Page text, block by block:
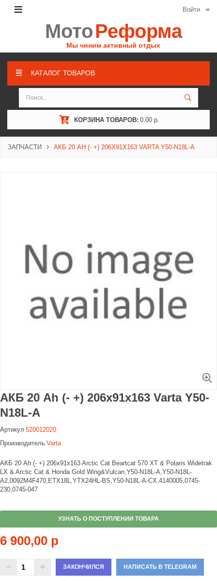
Войти
МотоРеформа
Мы чиним активный отдых
КАТАЛОГ ТОВАРОВ
КОРЗИНА ТОВАРОВ: 0.00 р.
ЗАПЧАСТИ АКБ 20 AH (- +) 206X91X163 VARTA Y50-N18L-A
АКБ 20 Ah (- +) 206x91x163 Varta Y50-
N18L-A
Артикул 520012020
Производитель Varta
АКБ 20 Ah (- +) 206x91x163 Arctic Cat Beartcat 570 XT & Polaris Widetrak
LX & Arctic Cat & Honda Gold Wing&Vulcan,Y50-N18L-A,Y50-N18L-
A2,0092M4F470,ETX18L,YTX24HL-BS,Y50-N18L-A-CX,4140005,0745-
230,0745-047
УЗНАТЬ О ПОСТУПЛЕНИИ ТОВАРА
6 900,00 р
ЗАКОНЧИЛСЯ НАПИСАТЬ В TELEGRAM